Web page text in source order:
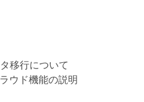
移行について
ウド機能の説明